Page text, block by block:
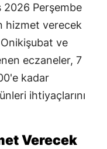
2026 Perşembe
hizmet verecek
ve
eczaneler, 7
kadar
ihtiyaçlarını
Verecek